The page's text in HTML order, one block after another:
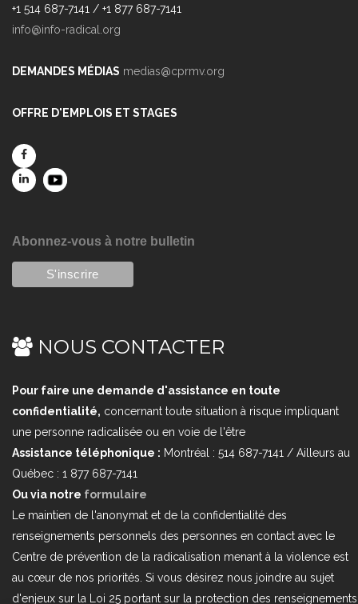
+1 514 687-7141 / +1 877 687-7141
info@info-radical.org
DEMANDES MÉDIAS medias@cprmv.org
OFFRE D'EMPLOIS ET STAGES
Abonnez-vous à notre bulletin
NOUS CONTACTER
Pour faire une demande d'assistance en toute
confidentialité, concernant toute situation à risque impliquant
une personne radicalisée ou en voie de l'être
Assistance téléphonique : Montréal : 514 687-7141 / Ailleurs au
Québec : 1 877 687-7141
Ou via notre formulaire
Le maintien de l'anonymat et de la confidentialité des
renseignements personnels des personnes en contact avec le
Centre de prévention de la radicalisation menant à la violence est
au cœur de nos priorités. Si vous désirez nous joindre au sujet
d'enjeux sur la Loi 25 portant sur la protection des renseignements